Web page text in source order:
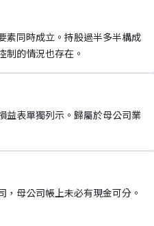
素同時成立。持股過半多半構成
制的情況也存在。
益表單獨列示。歸屬於母公司業
母公司帳上未必有現金可分。